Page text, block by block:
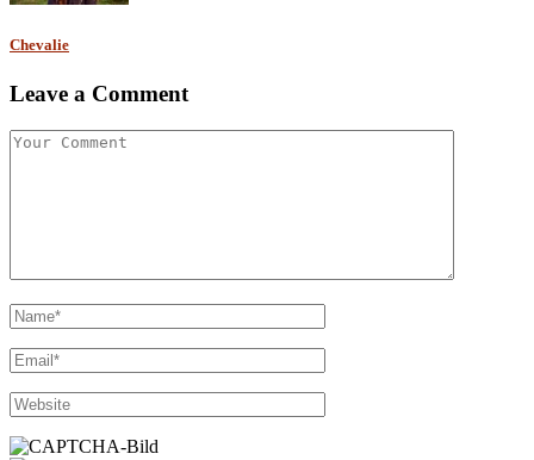
Chevalie
Leave a Comment